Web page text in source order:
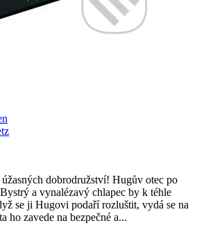
dobrodružství! Hugův otec po
a vynalézavý chlapec by k téhle
se ji Hugovi podaří rozluštit, vydá se na
ho zavede na bezpečné a...